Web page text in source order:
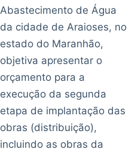
Abastecimento de Água
da cidade de Araioses, no
estado do Maranhão,
objetiva apresentar o
orçamento para a
execução da segunda
etapa de implantação das
obras (distribuição),
incluindo as obras da